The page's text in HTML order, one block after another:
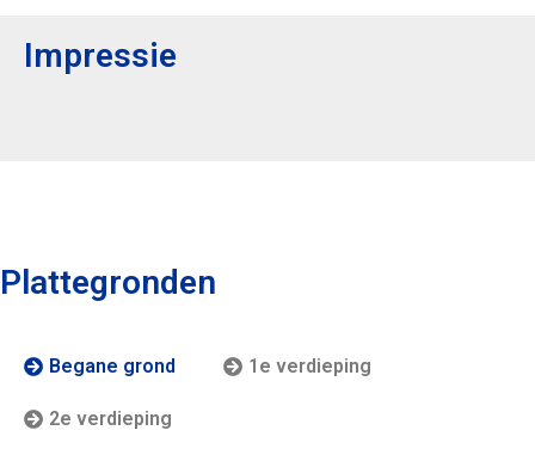
Impressie
Plattegronden
Begane grond 1e verdieping
2e verdieping